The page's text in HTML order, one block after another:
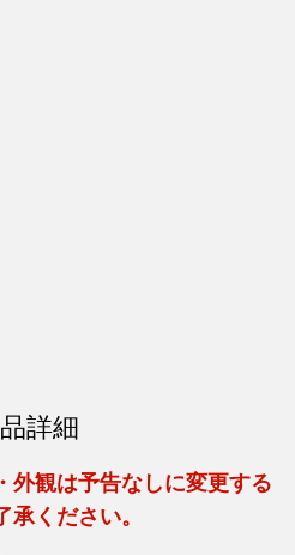
詳細
外観は予告なしに変更する
ください。